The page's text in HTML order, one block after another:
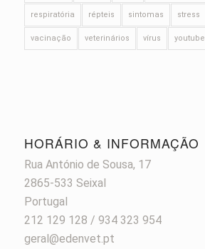
respiratória répteis sintomas stress
vacinação veterinários vírus youtube
HORÁRIO & INFORMAÇÃO
Rua António de Sousa, 17
2865-533 Seixal
Portugal
212 129 128 / 934 323 954
geral@edenvet.pt